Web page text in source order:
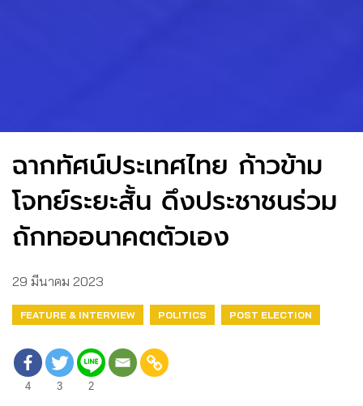
ฉากทัศน์ประเทศไทย ก้าวข้าม
โจทย์ระยะสั้น ดึงประชาชนร่วม
ถักทออนาคตตัวเอง
29 มีนาคม 2023
FEATURE & INTERVIEW POLITICS POST ELECTION
4 3 2